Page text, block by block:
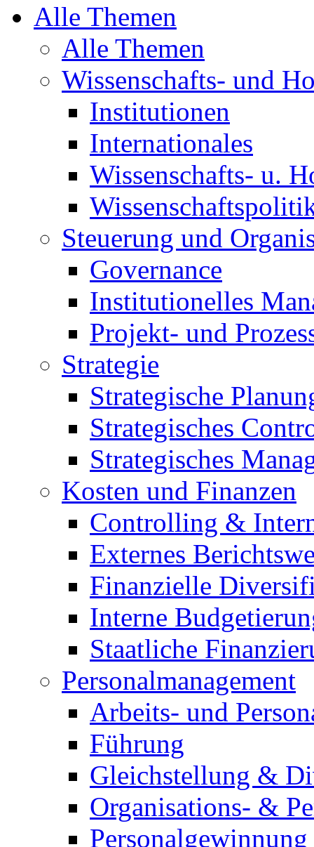
Alle Themen
Alle Themen
Wissenschafts- und
Institutionen
Internationales
Wissenschafts- u.
Steuerung und
Governance
Institutionelles
Projekt- und
Strategie
Strategische
Strategisches
Strategisches
Kosten und Finanzen
Controlling &
Externes
Finanzielle
Interne
Staatliche
Personalmanagement
Arbeits- und
Führung
Gleichstellung &
Organisations- &
Personalgewinnung